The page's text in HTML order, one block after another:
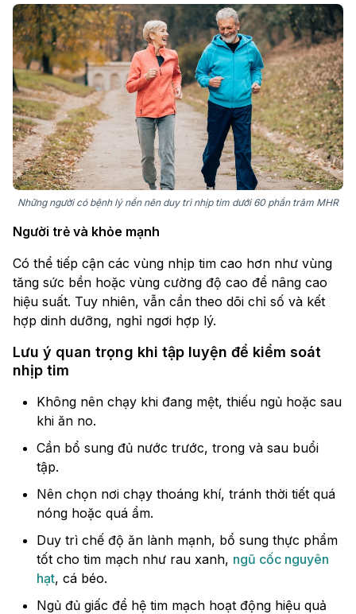
Những người có bệnh lý nền nên duy trì nhịp tim dưới 60 phần trăm MHR
Người trẻ và khỏe mạnh
Có thể tiếp cận các vùng nhịp tim cao hơn như vùng
tăng sức bền hoặc vùng cường độ cao để nâng cao
hiệu suất. Tuy nhiên, vẫn cần theo dõi chỉ số và kết
hợp dinh dưỡng, nghỉ ngơi hợp lý.
Lưu ý quan trọng khi tập luyện để kiểm soát
nhịp tim
Không nên chạy khi đang mệt, thiếu ngủ hoặc sau
khi ăn no.
Cần bổ sung đủ nước trước, trong và sau buổi
tập.
Nên chọn nơi chạy thoáng khí, tránh thời tiết quá
nóng hoặc quá ẩm.
Duy trì chế độ ăn lành mạnh, bổ sung thực phẩm
tốt cho tim mạch như rau xanh, ngũ cốc nguyên
hạt, cá béo.
Ngủ đủ giấc để hệ tim mạch hoạt động hiệu quả